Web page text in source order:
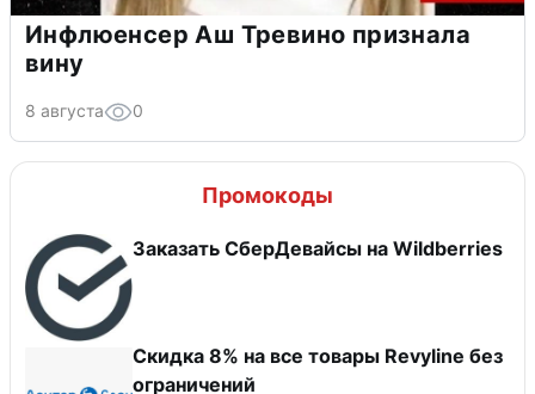
Инфлюенсер Аш Тревино признала
вину
8 августа 0
Промокоды
Заказать СберДевайсы на Wildberries
​Скидка 8% на все товары Revyline без
ограничений